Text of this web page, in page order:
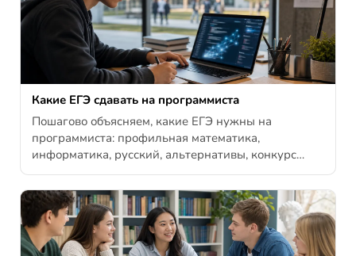
Какие ЕГЭ сдавать на программиста
Пошагово объясняем, какие ЕГЭ нужны на
программиста: профильная математика,
информатика, русский, альтернативы, конкурс…